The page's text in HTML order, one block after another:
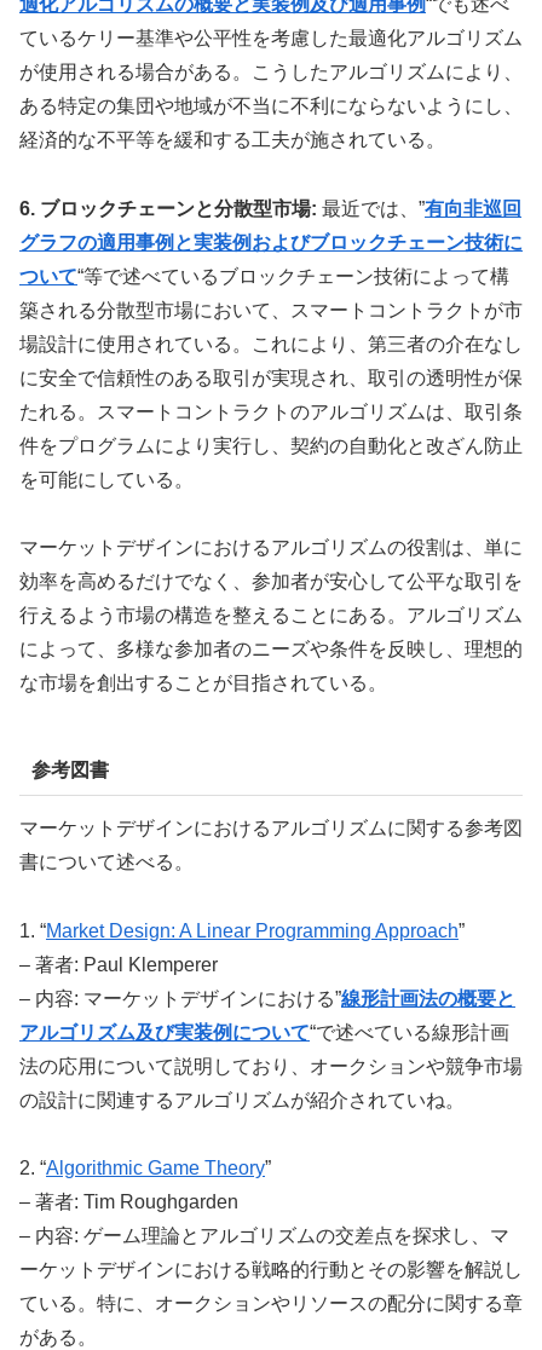
ているケリー基準や公平性を考慮した最適化アルゴリズム
が使用される場合がある。こうしたアルゴリズムにより、
ある特定の集団や地域が不当に不利にならないようにし、
経済的な不平等を緩和する工夫が施されている。
6. ブロックチェーンと分散型市場: 最近では、”有向非巡回
グラフの適用事例と実装例およびブロックチェーン技術に
ついて“等で述べているブロックチェーン技術によって構
築される分散型市場において、スマートコントラクトが市
場設計に使用されている。これにより、第三者の介在なし
に安全で信頼性のある取引が実現され、取引の透明性が保
たれる。スマートコントラクトのアルゴリズムは、取引条
件をプログラムにより実行し、契約の自動化と改ざん防止
を可能にしている。
マーケットデザインにおけるアルゴリズムの役割は、単に
効率を高めるだけでなく、参加者が安心して公平な取引を
行えるよう市場の構造を整えることにある。アルゴリズム
によって、多様な参加者のニーズや条件を反映し、理想的
な市場を創出することが目指されている。
参考図書
マーケットデザインにおけるアルゴリズムに関する参考図
書について述べる。
1. “Market Design: A Linear Programming Approach”
– 著者: Paul Klemperer
– 内容: マーケットデザインにおける”線形計画法の概要と
アルゴリズム及び実装例について“で述べている線形計画
法の応用について説明しており、オークションや競争市場
の設計に関連するアルゴリズムが紹介されていね。
2. “Algorithmic Game Theory”
– 著者: Tim Roughgarden
– 内容: ゲーム理論とアルゴリズムの交差点を探求し、マ
ーケットデザインにおける戦略的行動とその影響を解説し
ている。特に、オークションやリソースの配分に関する章
がある。